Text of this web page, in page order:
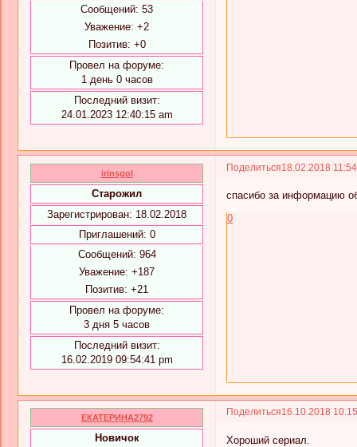
Сообщений: 53
Уважение: +2
Позитив: +0
Провел на форуме:
1 день 0 часов
Последний визит:
24.01.2023 12:40:15 am
Поделиться18.02.2018
irinsgol
Старожил
Зарегистрирован: 18.02.2018
Приглашений: 0
Сообщений: 964
Уважение: +187
Позитив: +21
Провел на форуме:
3 дня 5 часов
Последний визит:
16.02.2019 09:54:41 pm
спасибо за информацию
0
Поделиться16.10.2018
ЕКАТЕРИНА2792
Новичок
Хороший сериал.